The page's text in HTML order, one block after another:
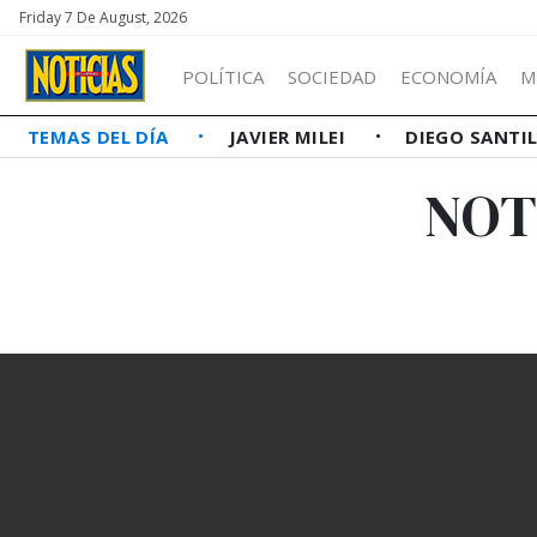
Friday 7 De August, 2026
POLÍTICA SOCIEDAD ECONOMÍA
TEMAS DEL DÍA JAVIER MILEI DIEGO